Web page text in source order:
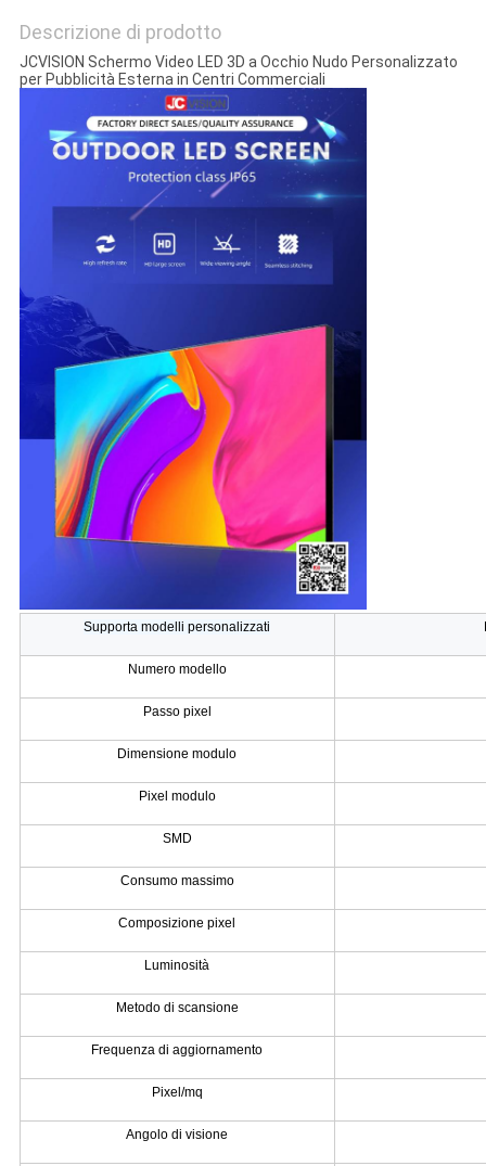
Descrizione di prodotto
JCVISION Schermo Video LED 3D a Occhio Nudo Personalizzato
per Pubblicità Esterna in Centri Commerciali
Supporta modelli personalizzati
Numero modello
Passo pixel
Dimensione modulo
Pixel modulo
SMD
Consumo massimo
Composizione pixel
Luminosità
Metodo di scansione
Frequenza di aggiornamento
Pixel/mq
Angolo di visione